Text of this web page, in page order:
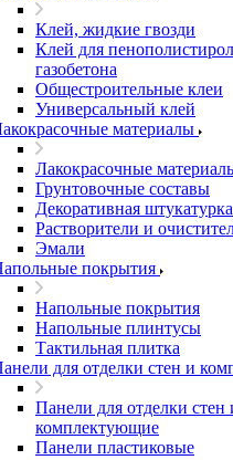
Клей, жидкие гвозди
Клей для
газобетона
Общестроительные клеи
Универсальный клей
материалы
Лакокрасочные
Грунтовочные составы
Декоративная штукатурка
Растворители и
Эмали
покрытия
Напольные покрытия
Напольные плинтусы
Тактильная плитка
для отделки стен и
Панели для отделки стен
комплектующие
Панели пластиковые